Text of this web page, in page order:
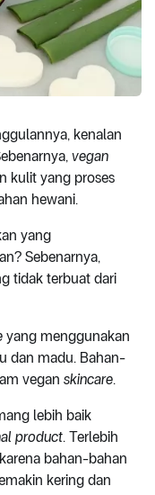
kenalan
vegan
kulit yang proses
hewani.
yang
Sebenarnya,
tidak terbuat dari
yang menggunakan
dan madu. Bahan-
vegan skincare.
lebih baik
product. Terlebih
bahan-bahan
kering dan